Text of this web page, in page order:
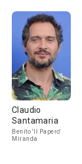
Claudio
Santamaria
Benito 'Il Papero'
Miranda